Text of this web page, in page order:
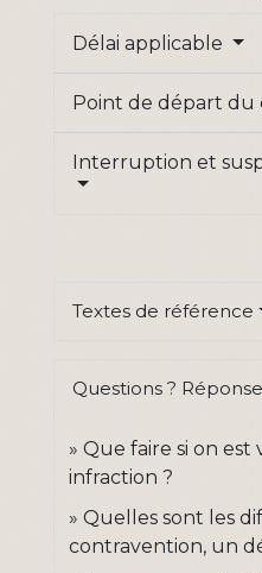
Délai applicable
Point de départ du
Interruption et
Textes de référence
Questions ?
Que faire si on est
infraction ?
Quelles sont les
contravention, un